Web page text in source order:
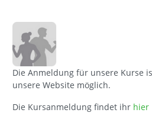
Die Anmeldung für unsere Kurse
unsere Website möglich.
Die Kursanmeldung findet ihr hier